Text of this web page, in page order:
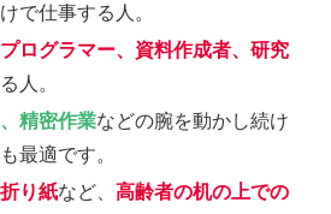
で仕事する人。
ログラマー、資料作成者、研究
人。
精密作業などの腕を動かし続け
最適です。
り紙など、高齢者の机の上での